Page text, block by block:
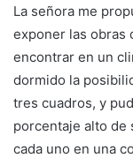
La señora me
exponer las obras
encontrar en un
dormido la
tres cuadros, y
porcentaje alto de
cada uno en una